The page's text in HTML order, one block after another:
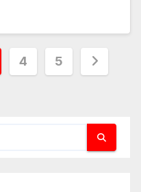
4 5